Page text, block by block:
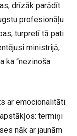
drīzāk parādīt
profesionāļu
turpretī tā pati
ministrijā,
ka “nezinoša
ar emocionalitāti.
termiņi
nāk ar jaunām